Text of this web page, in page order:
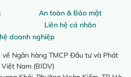
An toàn & Bảo mật
Liên hệ cá nhân
doanh nghiệp
Ngân hàng TMCP Đầu tư và Phát
Nam (BIDV)